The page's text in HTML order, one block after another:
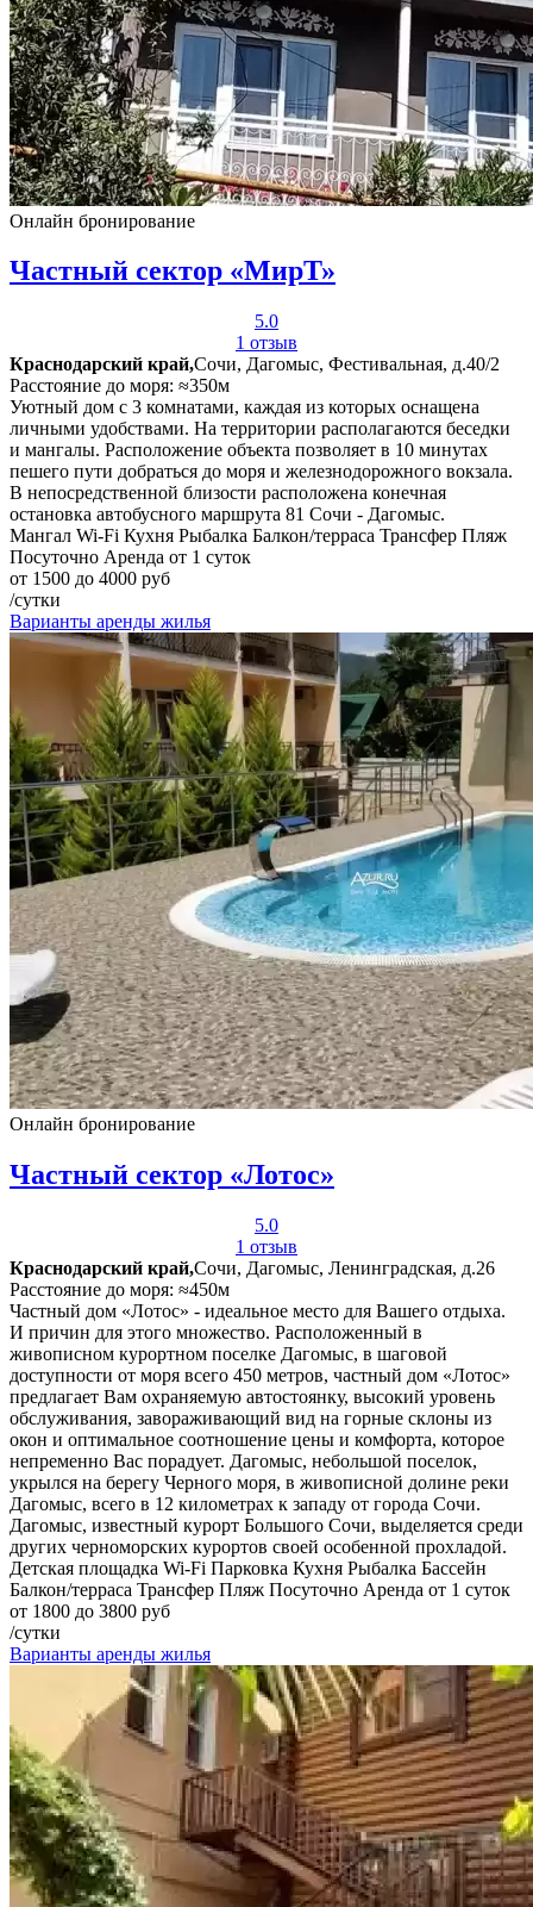
Онлайн бронирование
Частный сектор «МирТ»
5.0
1 отзыв
Краснодарский край,Сочи, Дагомыс, Фестивальная, д.40/2
Расстояние до моря: ≈350м
Уютный дом с 3 комнатами, каждая из которых оснащена
личными удобствами. На территории располагаются беседки
и мангалы. Расположение объекта позволяет в 10 минутах
пешего пути добраться до моря и железнодорожного вокзала.
В непосредственной близости расположена конечная
остановка автобусного маршрута 81 Сочи - Дагомыс.
Мангал Wi-Fi Кухня Рыбалка Балкон/терраса Трансфер Пляж
Посуточно Аренда от 1 суток
от 1500 до 4000 руб
/сутки
Варианты аренды жилья
Онлайн бронирование
Частный сектор «Лотос»
5.0
1 отзыв
Краснодарский край,Сочи, Дагомыс, Ленинградская, д.26
Расстояние до моря: ≈450м
Частный дом «Лотос» - идеальное место для Вашего отдыха.
И причин для этого множество. Расположенный в
живописном курортном поселке Дагомыс, в шаговой
доступности от моря всего 450 метров, частный дом «Лотос»
предлагает Вам охраняемую автостоянку, высокий уровень
обслуживания, завораживающий вид на горные склоны из
окон и оптимальное соотношение цены и комфорта, которое
непременно Вас порадует. Дагомыс, небольшой поселок,
укрылся на берегу Черного моря, в живописной долине реки
Дагомыс, всего в 12 километрах к западу от города Сочи.
Дагомыс, известный курорт Большого Сочи, выделяется среди
других черноморских курортов своей особенной прохладой.
Детская площадка Wi-Fi Парковка Кухня Рыбалка Бассейн
Балкон/терраса Трансфер Пляж Посуточно Аренда от 1 суток
от 1800 до 3800 руб
/сутки
Варианты аренды жилья